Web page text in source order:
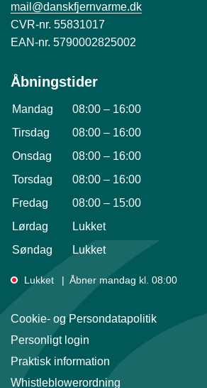
mail@danskfjernvarme.dk
CVR-nr. 55831017
EAN-nr. 5790002825002
Åbningstider
Mandag 08:00 – 16:00
Tirsdag
08:00 – 16:00
Onsdag
08:00 – 16:00
Torsdag
08:00 – 16:00
Fredag
08:00 – 15:00
Lørdag
Lukket
Søndag
Lukket
Lukket Åbner mandag kl. 08:00
Cookie- og Persondatapolitik
Personligt login
Praktisk information
Whistleblowerordning